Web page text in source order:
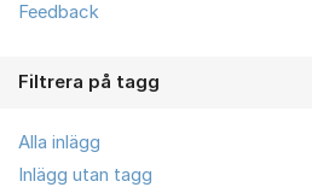
Feedback
Filtrera på tagg
Alla inlägg
Inlägg utan tagg